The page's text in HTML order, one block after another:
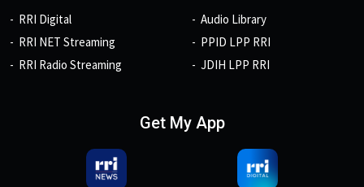
RRI Digital
RRI NET Streaming
RRI Radio Streaming
Audio Library
PPID LPP RRI
JDIH LPP RRI
Get My App